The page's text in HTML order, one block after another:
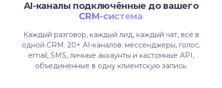
AI-каналы подключённые до вашего
CRM-система
Каждый разговор, каждый лид, каждый чат, всё в
одной CRM. 20+ AI-каналов: мессенджеры, голос,
email, SMS, личные аккаунты и кастомные API,
объединённые в одну клиентскую запись.